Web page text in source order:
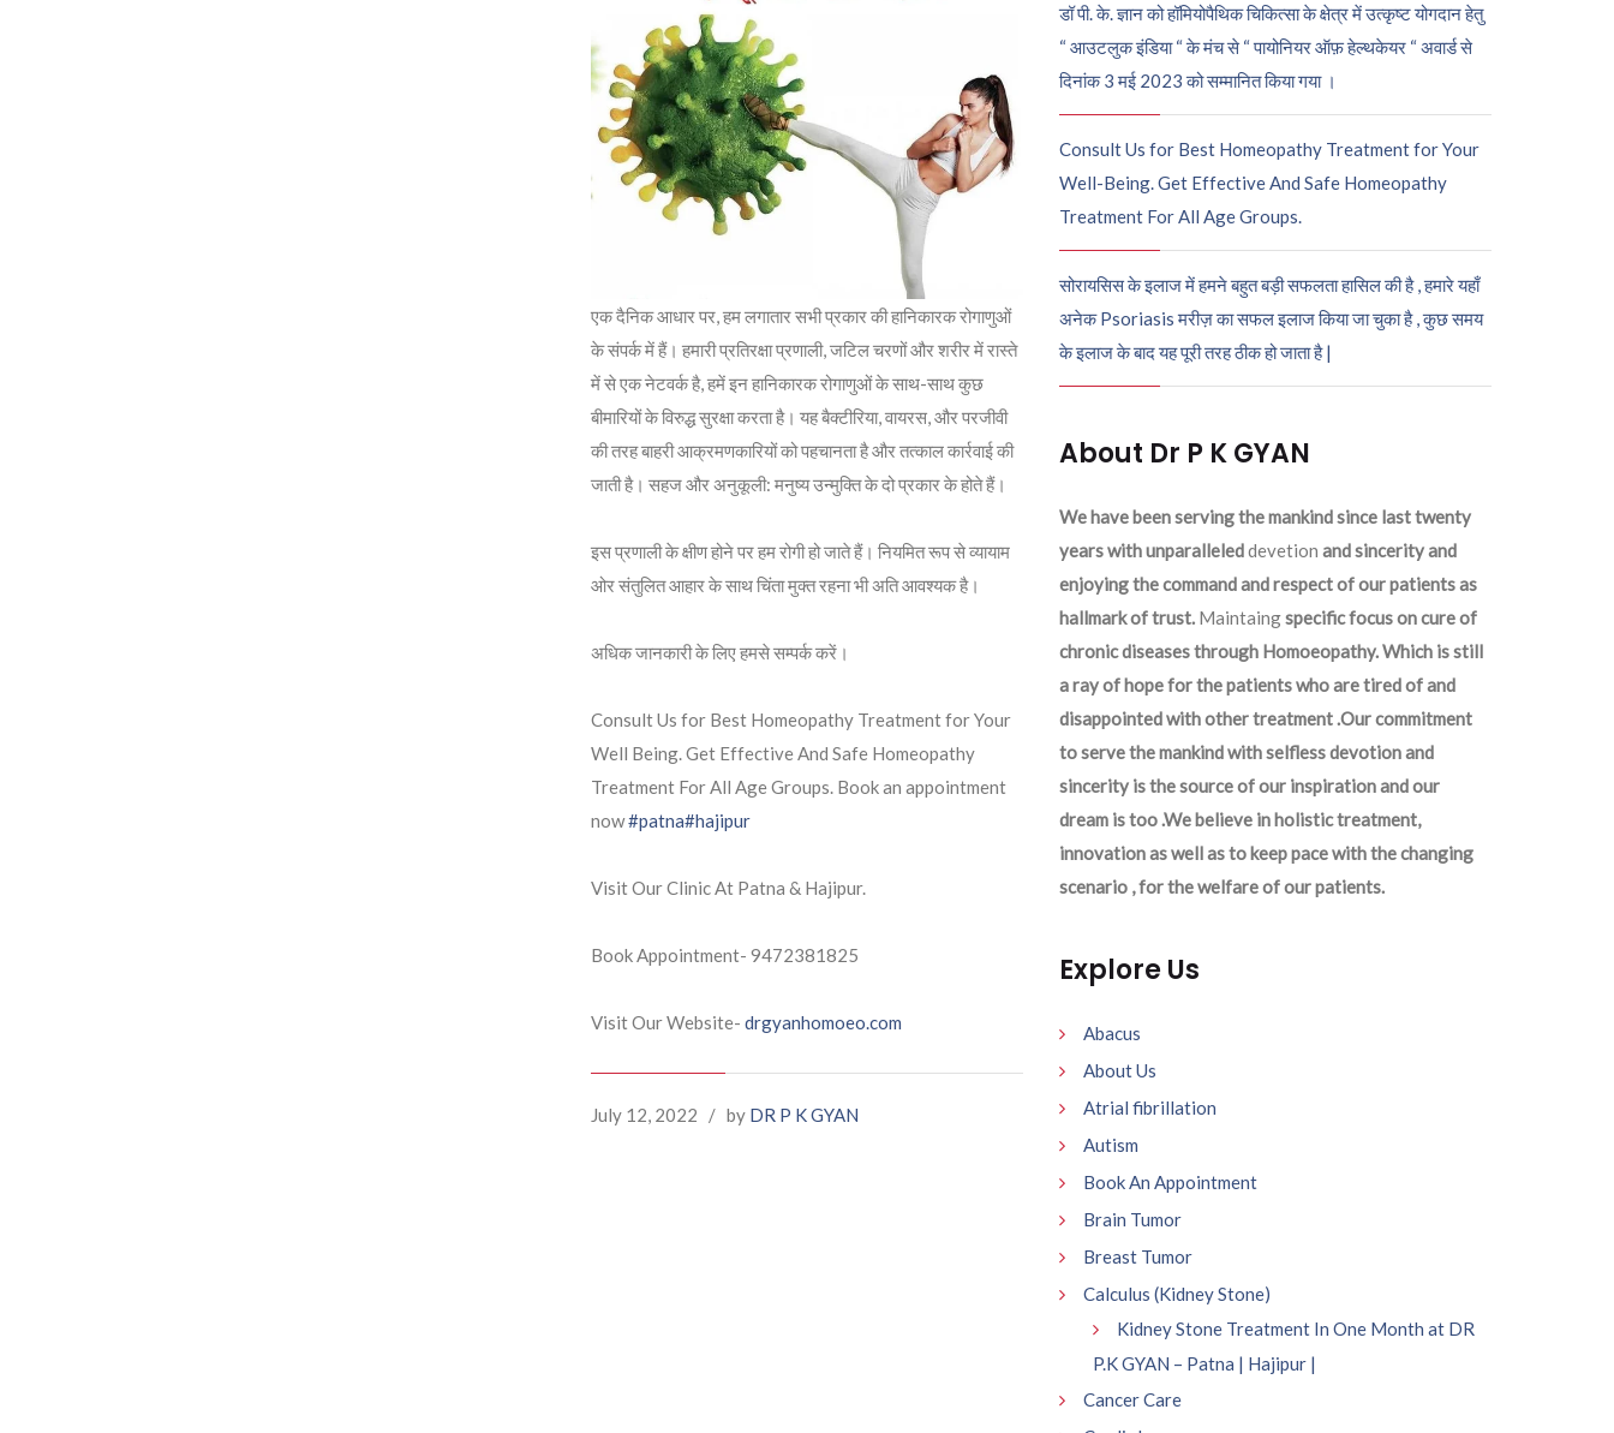
एक दैनिक आधार पर, हम लगातार सभी प्रकार की हानिकारक रोगाणुओं
के संपर्क में हैं। हमारी प्रतिरक्षा प्रणाली, जटिल चरणों और शरीर में रास्ते
में से एक नेटवर्क है, हमें इन हानिकारक रोगाणुओं के साथ-साथ कुछ
बीमारियों के विरुद्ध सुरक्षा करता है। यह बैक्टीरिया, वायरस, और परजीवी
की तरह बाहरी आक्रमणकारियों को पहचानता है और तत्काल कार्रवाई की
जाती है। सहज और अनुकूली: मनुष्य उन्मुक्ति के दो प्रकार के होते हैं।
इस प्रणाली के क्षीण होने पर हम रोगी हो जाते हैं। नियमित रूप से व्यायाम
ओर संतुलित आहार के साथ चिंता मुक्त रहना भी अति आवश्यक है।
अधिक जानकारी के लिए हमसे सम्पर्क करें।
Consult Us for Best Homeopathy Treatment for Your
Well Being. Get Effective And Safe Homeopathy
Treatment For All Age Groups. Book an appointment
now#patna#hajipur
Visit Our Clinic At Patna & Hajipur.
Book Appointment- 9472381825
Visit Our Website- drgyanhomoeo.com
July 12, 2022 / by DR P K GYAN
डॉ पी. के. ज्ञान को हॉमियोपैथिक चिकित्सा के क्षेत्र में उत्कृष्ट योगदान हेतु
“ आउटलुक इंडिया “ के मंच से “ पायोनियर ऑफ़ हेल्थकेयर “ अवार्ड से
दिनांक 3 मई 2023 को सम्मानित किया गया ।
Consult Us for Best Homeopathy Treatment for Your
Well-Being. Get Effective And Safe Homeopathy
Treatment For All Age Groups.
सोरायसिस के इलाज में हमने बहुत बड़ी सफलता हासिल की है , हमारे यहाँ
अनेक Psoriasis मरीज़ का सफल इलाज किया जा चुका है , कुछ समय
के इलाज के बाद यह पूरी तरह ठीक हो जाता है |
About Dr P K GYAN
We have been serving the mankind since last twenty
years with unparalleleddevetion and sincerity and
enjoying the command and respect of our patients as
hallmark of trust. Maintaingspecific focus on cure of
chronic diseases through Homoeopathy. Which is still
a ray of hope for the patients who are tired of and
disappointed with other treatment .Our commitment
to serve the mankind with selfless devotion and
sincerity is the source of our inspiration and our
dream is too .We believe in holistic treatment,
innovation as well as to keep pace with the changing
scenario , for the welfare of our patients.
Explore Us
Abacus
About Us
Atrial fibrillation
Autism
Book An Appointment
Brain Tumor
Breast Tumor
Calculus (Kidney Stone)
Kidney Stone Treatment In One Month at DR
P.K GYAN – Patna | Hajipur |
Cancer Care